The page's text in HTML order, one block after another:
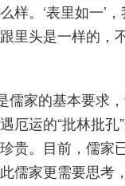
样。‘表里如一’
里头是一样的，
儒家的基本要求
厄运的“批林批孔
贵。目前，儒家
儒家更需要思考